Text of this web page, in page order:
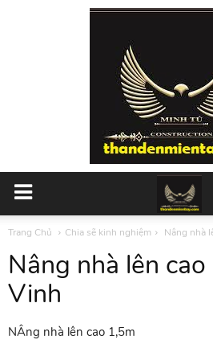
Trang Chủ Chia sẽ kinh nghiệm Nâng nhà
Nâng nhà lên
Vinh
NÂng nhà lên cao 1,5m